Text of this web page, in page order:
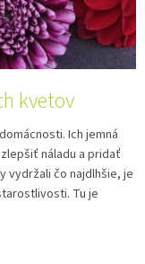
kvetov
Ich jemná
náladu a pridať
vydržali čo najdlhšie, je
Tu je